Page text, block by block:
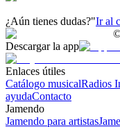
¿Aún tienes dudas?"Ir al
Descargar la app
Enlaces útiles
Catálogo musicalRadios
ayudaContacto
Jamendo
Jamendo para artistas